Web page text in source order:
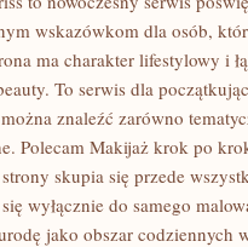
wskazówkom dla osób,
ma charakter lifestylowy i
To serwis dla
znaleźć zarówno
Polecam Makijaż krok po
skupia się przede
wyłącznie do samego
jako obszar codziennych